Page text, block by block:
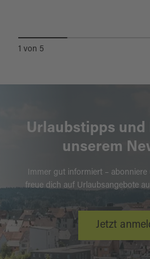
1 von 5
Urlaubstipps
unserem
Immer gut informiert –
freue dich auf Urlaubsangebote
Jetzt